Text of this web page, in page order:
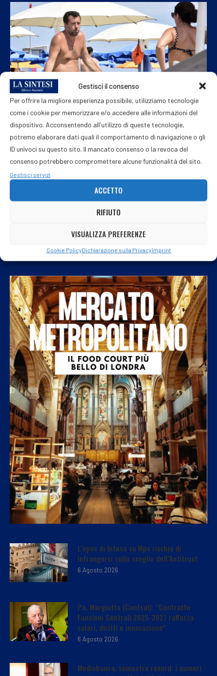
Gestisci il consenso
Per offrire la migliore esperienza possibile, utilizziamo tecnologie
come i cookie per memorizzare e/o accedere alle informazioni del
dispositivo. Acconsentendo all'utilizzo di queste tecnologie,
potremo elaborare dati quali il comportamento di navigazione o gli
ID univoci su questo sito. Il mancato consenso o la revoca del
consenso potrebbero compromettere alcune funzionalità del sito.
Gestisci servizi
ACCETTO
RIFIUTO
VISUALIZZA PREFERENZE
Cookie PolicyDichiarazione sulla PrivacyImprint
La politica in vacanza: dove vanno Meloni, Salvini,...
6 Agosto 2026
L’opas di Intesa su Mps rischia di
infrangersi sullo scoglio dell’Antitrust
6 Agosto 2026
Pa, Margiotta (Confsal): “Contratto
Funzioni Centrali 2025-2027 rafforza
salari, diritti e innovazione”
6 Agosto 2026
Mediobanca, semestre record: i numeri